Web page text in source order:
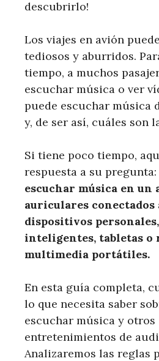
descubrirlo!
Los viajes en avión
tediosos y aburridos.
tiempo, a muchos
escuchar música o ver
puede escuchar música
y, de ser así, cuáles son
Si tiene poco tiempo,
respuesta a su pregunta:
escuchar música en un
auriculares conectados
dispositivos
inteligentes, tabletas o
multimedia portátiles.
En esta guía completa,
lo que necesita saber
escuchar música y otros
entretenimientos de
Analizaremos las reglas